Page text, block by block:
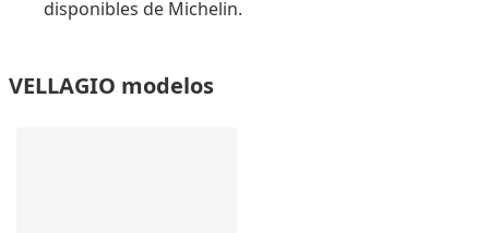
disponibles de Michelin.
VELLAGIO modelos